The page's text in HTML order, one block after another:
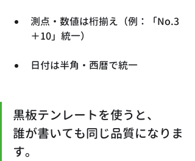
測点・数値は桁揃え（例：「No.3
＋10」統一）
日付は半角・西暦で統一
黒板テンレートを使うと、
誰が書いても同じ品質になりま
す。